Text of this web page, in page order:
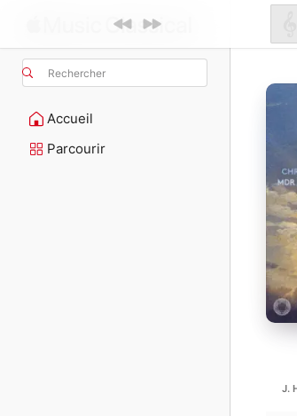
Rechercher
Accueil
Parcourir
J.